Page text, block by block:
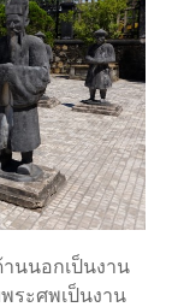
านนอกเป็นงาน
ระศพเป็นงาน